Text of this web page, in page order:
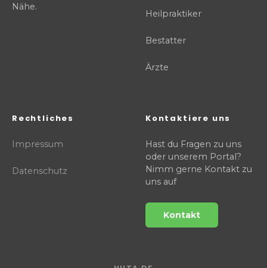
Nähe.
Heilpraktiker
Bestatter
Ärzte
Rechtliches
Impressum
Datenschutz
Kontaktiere uns
Hast du Fragen zu uns
oder unserem Portal?
Nimm gerne Kontakt zu
uns auf
Kontakt